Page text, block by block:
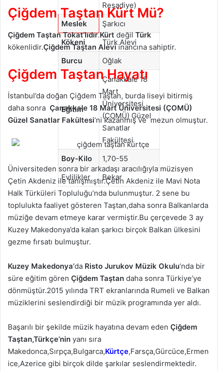
Reşadiye)
Meslek
Şarkıcı
Kökeni
Türk Alevi
Burcu
Oğlak
Eğitim
Çanakkale 18
Mart
Üniversitesi
(ÇOMÜ) Güzel
Sanatlar
Fakültesi
Boy-Kilo
1,70-55
Evlilikler
Bekar
Çiğdem Taştan Kürt Mü?
Çiğdem Taştan Tokat’lıdır.KürtdeğilTürk
kökenlidir.Çiğdem Taştan Aleviinancına sahiptir.
Çiğdem Taştan Hayatı
İstanbul’da doğan Çiğdem Taştan, burda liseyi bitirmiş
daha sonra Çanakkale 18 Mart Üniversitesi (ÇOMÜ)
Güzel Sanatlar Fakültesi‘ni kazanmış ve mezun olmuştur.
Üniversiteden sonra bir arkadaşı aracılığıyla müzisyen
Çetin Akdeniz ile tanışmıştır.Çetin Akdeniz ile Mavi Nota
Halk Türküleri Topluluğu’nda bulunmuştur. 2 sene bu
toplulukta faaliyet gösteren Taştan,daha sonra Balkanlarda
müziğe devam etmeye karar vermiştir.Bu çerçevede 3 ay
Kuzey Makedonya’da kalan şarkıcı birçok Balkan ülkesini
gezme fırsatı bulmuştur.
Kuzey Makedonya’da Risto Jurukov Müzik Okulu‘nda bir
süre eğitim gören Çiğdem Taştan daha sonra Türkiye’ye
dönmüştür.2015 yılında TRT ekranlarında Rumeli ve Balkan
müziklerini seslendirdiği bir müzik programında yer aldı.
Başarılı bir şekilde müzik hayatına devam eden Çiğdem
Taştan,Türkçe’nin yanı sıra
Makedonca,Sırpça,Bulgarca,Kürtçe,Farsça,Gürcüce,Ermen
ice,Azerice gibi birçok dilde şarkılar seslendirmektedir.